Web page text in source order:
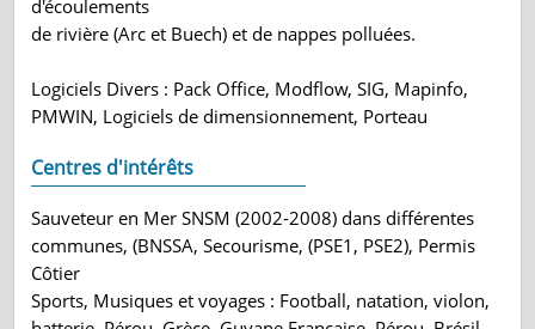
d'écoulements
de rivière (Arc et Buech) et de nappes polluées.
Logiciels Divers : Pack Office, Modflow, SIG, Mapinfo,
PMWIN, Logiciels de dimensionnement, Porteau
Centres d'intérêts
Sauveteur en Mer SNSM (2002-2008) dans différentes
communes, (BNSSA, Secourisme, (PSE1, PSE2), Permis
Côtier
Sports, Musiques et voyages : Football, natation, violon,